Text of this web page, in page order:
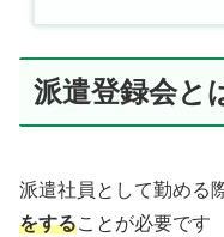
派遣登録会と
派遣社員として勤める
をすることが必要です